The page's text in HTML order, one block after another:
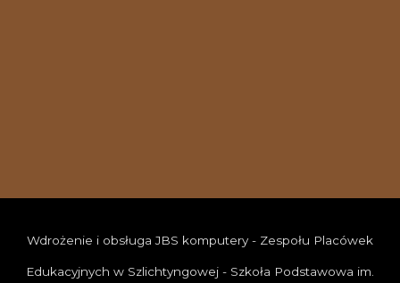
Wdrożenie i obsługa JBS komputery - Zespołu Placówek
Edukacyjnych w Szlichtyngowej - Szkoła Podstawowa im.